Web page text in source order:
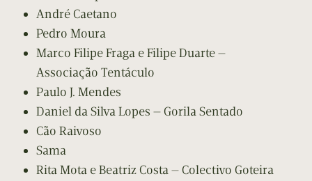
André Caetano
Pedro Moura
Marco Filipe Fraga e Filipe Duarte —
Associação Tentáculo
Paulo J. Mendes
Daniel da Silva Lopes — Gorila Sentado
Cão Raivoso
Sama
Rita Mota e Beatriz Costa — Colectivo Goteira